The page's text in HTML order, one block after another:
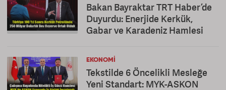
Bakan Bayraktar TRT Haber’de
Duyurdu: Enerjide Kerkük,
Gabar ve Karadeniz Hamlesi
EKONOMI
Tekstilde 6 Öncelikli Mesleğe
Yeni Standart: MYK-ASKON